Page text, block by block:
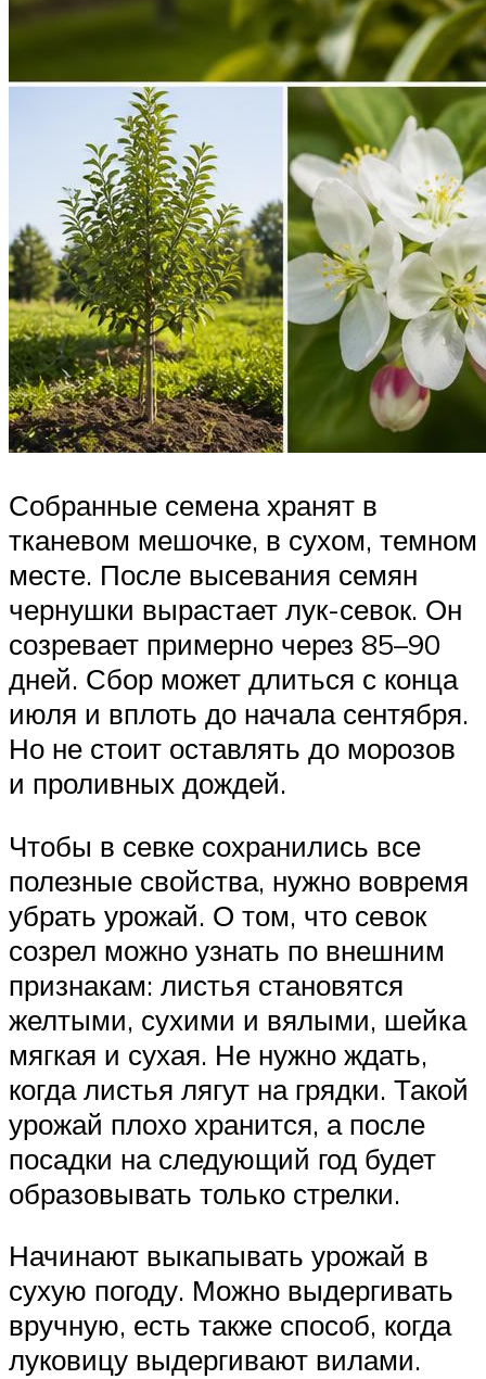
Собранные семена хранят в
тканевом мешочке, в сухом, темном
месте. После высевания семян
чернушки вырастает лук-севок. Он
созревает примерно через 85–90
дней. Сбор может длиться с конца
июля и вплоть до начала сентября.
Но не стоит оставлять до морозов
и проливных дождей.
Чтобы в севке сохранились все
полезные свойства, нужно вовремя
убрать урожай. О том, что севок
созрел можно узнать по внешним
признакам: листья становятся
желтыми, сухими и вялыми, шейка
мягкая и сухая. Не нужно ждать,
когда листья лягут на грядки. Такой
урожай плохо хранится, а после
посадки на следующий год будет
образовывать только стрелки.
Начинают выкапывать урожай в
сухую погоду. Можно выдергивать
вручную, есть также способ, когда
луковицу выдергивают вилами.